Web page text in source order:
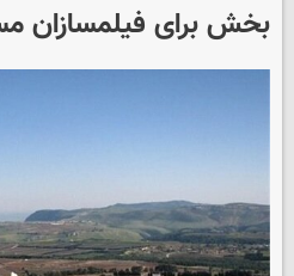
بخش برای فیلمسازان